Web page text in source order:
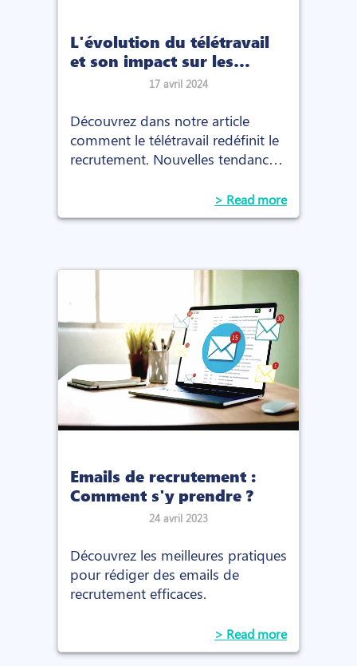
L'évolution du télétravail
et son impact sur les
pratiques de recrutement
17 avril 2024
Découvrez dans notre article
comment le télétravail redéfinit le
recrutement. Nouvelles tendances
> Read more
Emails de recrutement :
Comment s'y prendre ?
24 avril 2023
Découvrez les meilleures pratiques
pour rédiger des emails de
recrutement efficaces.
> Read more